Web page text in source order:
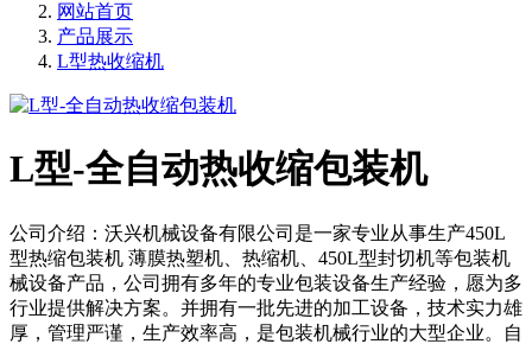
网站首页
产品展示
L型热收缩机
L型-全自动热收缩包装机
公司介绍：沃兴机械设备有限公司是一家专业从事生产450L
型热缩包装机 薄膜热塑机、热缩机、450L型封切机等包装机
械设备产品，公司拥有多年的专业包装设备生产经验，愿为多
行业提供解决方案。并拥有一批先进的加工设备，技术实力雄
厚，管理严谨，生产效率高，是包装机械行业的大型企业。自